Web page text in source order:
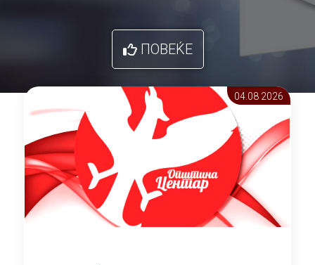
ПОВЕЌЕ
04.08 2026